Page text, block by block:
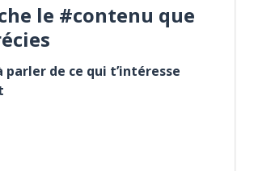
le #contenu que
parler de ce qui t’intéresse